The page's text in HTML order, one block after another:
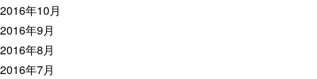
2016年10月
2016年9月
2016年8月
2016年7月